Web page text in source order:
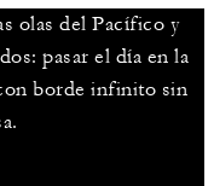
olas del Pacífico y
pasar el día en la
borde infinito sin